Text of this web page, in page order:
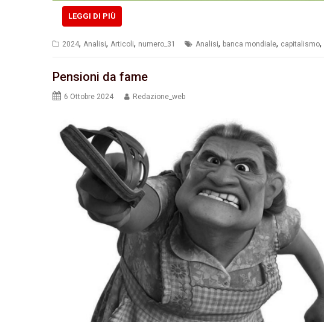
LEGGI DI PIÙ
2024, Analisi, Articoli, numero_31 Analisi, banca mondiale, capitalismo,
Pensioni da fame
6 Ottobre 2024 Redazione_web